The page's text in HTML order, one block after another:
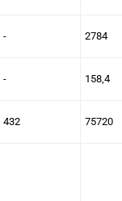
- 2784
- 158,4
432 75720